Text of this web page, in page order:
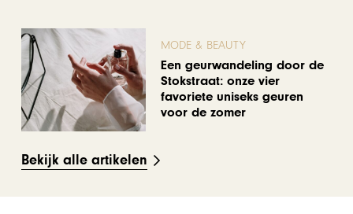
MODE & BEAUTY
Een geurwandeling door de
Stokstraat: onze vier
favoriete uniseks geuren
voor de zomer
Bekijk alle artikelen